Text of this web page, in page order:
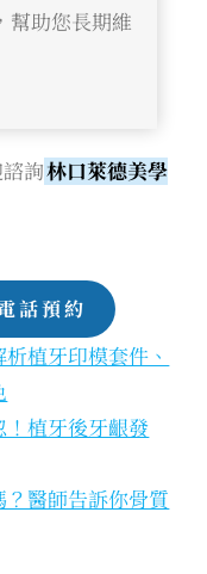
幫助您長期維
詢林口萊德美學
話預約
植牙印模套件、
植牙後牙齦發
醫師告訴你骨質